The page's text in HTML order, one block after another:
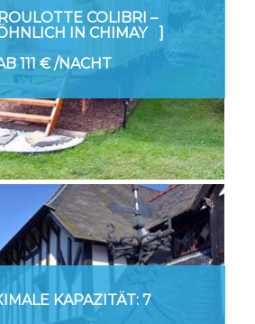
COLIBRI –
IN CHIMAY
111 €/NACHT
KAPAZITÄT: 7